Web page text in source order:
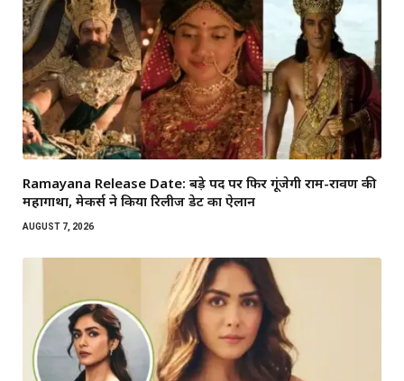
Ramayana Release Date: बड़े पर्दे पर फिर गूंजेगी राम-रावण की
महागाथा, मेकर्स ने किया रिलीज डेट का ऐलान
AUGUST 7, 2026